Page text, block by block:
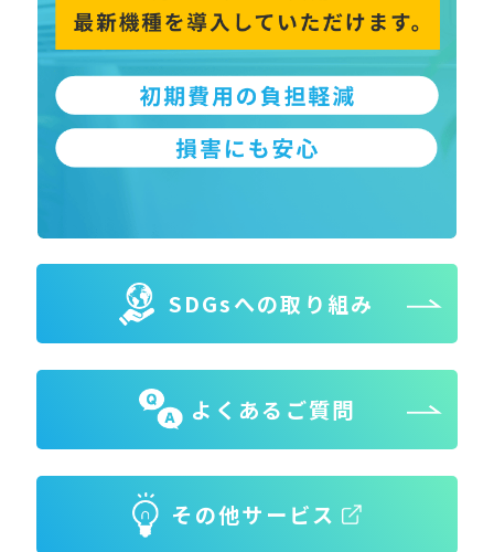
SDGsへの取り組み
よくあるご質問
その他サービス